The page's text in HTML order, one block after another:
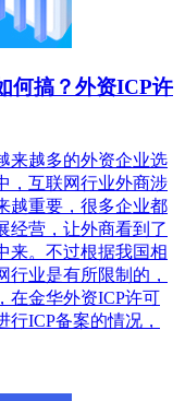
何搞？外资ICP许
来越多的外资企业选
，互联网行业外商涉
越重要，很多企业都
经营，让外商看到了
来。不过根据我国相
行业是有所限制的，
在金华外资ICP许可
ICP备案的情况，